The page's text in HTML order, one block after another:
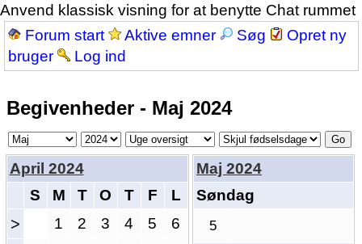
Anvend klassisk visning for at benytte Chat rummet
Forum start
Aktive emner Søg
Opret ny
bruger
Log ind
Begivenheder - Maj 2024
April 2024
S
M T O T F L
> 1 2 3 4 5 6
Maj 2024
Søndag
5